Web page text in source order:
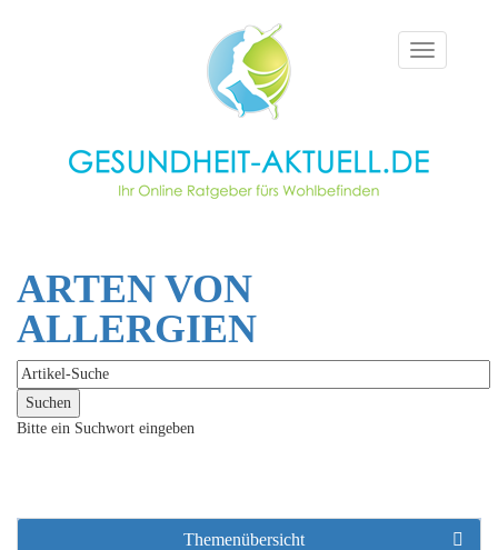
Toggle
navigation
ARTEN VON
ALLERGIEN
Bitte ein Suchwort eingeben
Themenübersicht